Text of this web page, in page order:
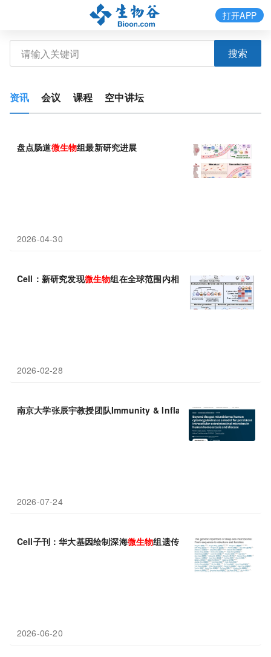
搜索
打开APP
资讯 会议 课程 空中讲坛
盘点肠道微生物组最新研究进展
2026-04-30
Cell：新研究发现微生物组在全球范围内相互联系
2026-02-28
南京大学张辰宇教授团队Immunity & Inflammation重新定义人体
2026-07-24
Cell子刊：华大基因绘制深海微生物组遗传图谱：从序列到结构，
2026-06-20